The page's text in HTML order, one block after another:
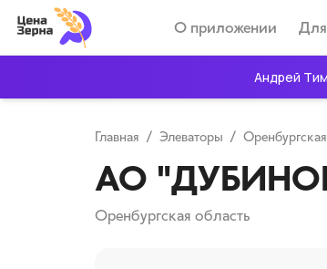
Андрей
О приложении Для
Главная / Элеваторы /
АО
Оренбургская область